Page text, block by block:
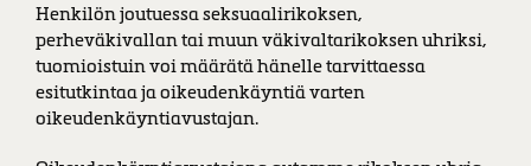
Henkilön joutuessa seksuaalirikoksen,
perheväkivallan tai muun väkivaltarikoksen uhriksi,
tuomioistuin voi määrätä hänelle tarvittaessa
esitutkintaa ja oikeudenkäyntiä varten
oikeudenkäyntiavustajan.